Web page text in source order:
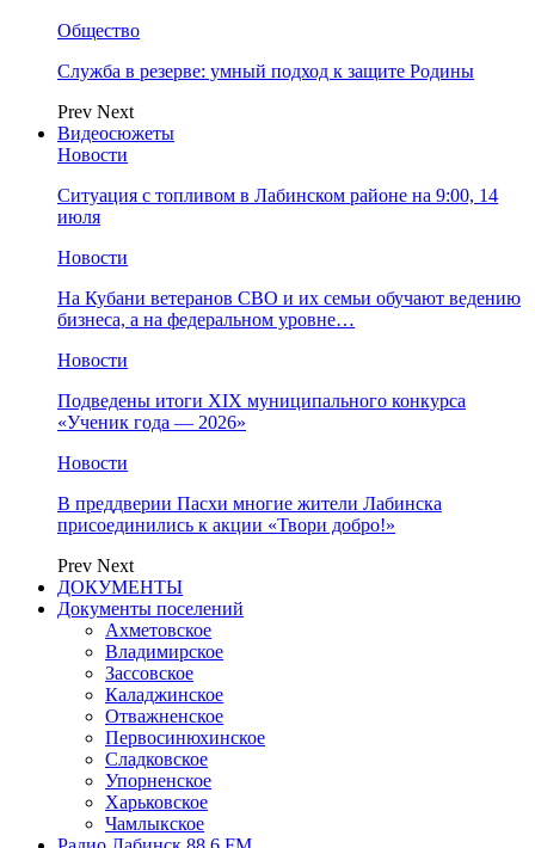
Общество
Служба в резерве: умный подход к защите Родины
Prev Next
Видеосюжеты
Новости
Ситуация с топливом в Лабинском районе на 9:00, 14
июля
Новости
На Кубани ветеранов СВО и их семьи обучают ведению
бизнеса, а на федеральном уровне…
Новости
Подведены итоги XIX муниципального конкурса
«Ученик года — 2026»
Новости
В преддверии Пасхи многие жители Лабинска
присоединились к акции «Твори добро!»
Prev Next
ДОКУМЕНТЫ
Документы поселений
Ахметовское
Владимирское
Зассовское
Каладжинское
Отважненское
Первосинюхинское
Сладковское
Упорненское
Харьковское
Чамлыкское